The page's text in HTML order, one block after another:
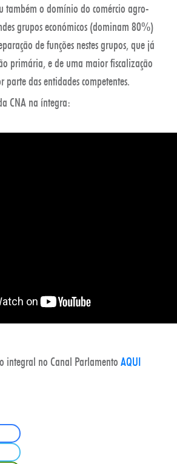
também o domínio do comércio agro-
grupos económicos (dominam 80%)
de funções nestes grupos, que já
primária, e de uma maior fiscalização
parte das entidades competentes.
CNA na íntegra:
integral no Canal Parlamento AQUI